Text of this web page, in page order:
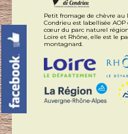
Petit fromage de chèvre au
Condrieu est labellisée AOP
cœur du parc naturel
Loire et Rhône, elle est le
montagnard.